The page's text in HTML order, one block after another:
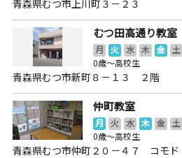
青森県むつ市上川町３－２３
むつ田高通り教室
月 火 水 木 金 土
0歳～高校生
青森県むつ市新町８－１３ ２階
仲町教室
月 火 水 木 金 土
0歳～高校生
青森県むつ市仲町２０－４７ コモ